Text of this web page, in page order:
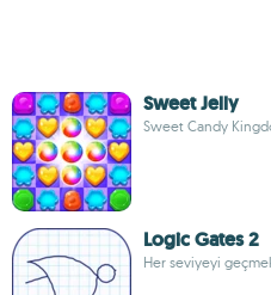
Sweet Jelly
Sweet Candy
Logic Gates 2
Her seviyeyi